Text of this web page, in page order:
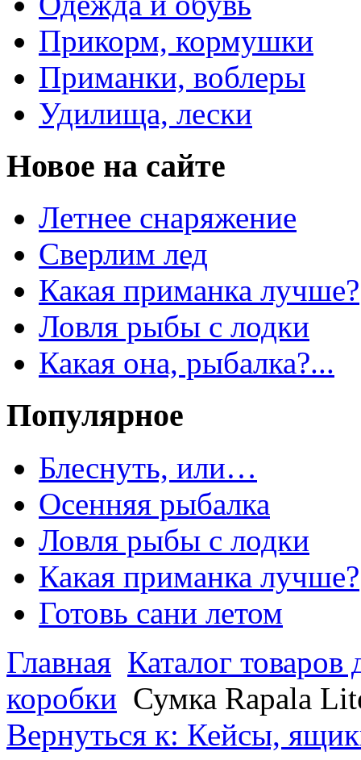
Прикорм, кормушки
Приманки, воблеры
Удилища, лески
Новое на сайте
Летнее снаряжение
Сверлим лед
Какая приманка лучше?
Ловля рыбы с лодки
Какая она, рыбалка?...
Популярное
Блеснуть, или…
Осенняя рыбалка
Ловля рыбы с лодки
Какая приманка лучше?
Готовь сани летом
Главная Каталог
коробки Сумка Rapala
Вернуться к: Кейсы,